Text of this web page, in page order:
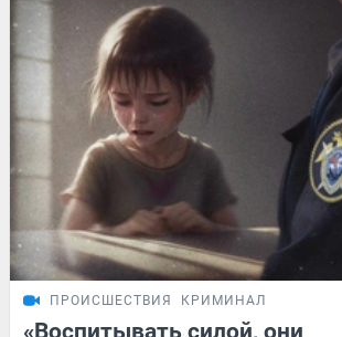
ПРОИСШЕСТВИЯ КРИМИНАЛ
«Воспитывать силой, они